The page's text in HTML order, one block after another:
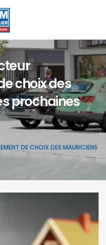
choix des
prochaines
DE CHOIX DES MAURICIENS